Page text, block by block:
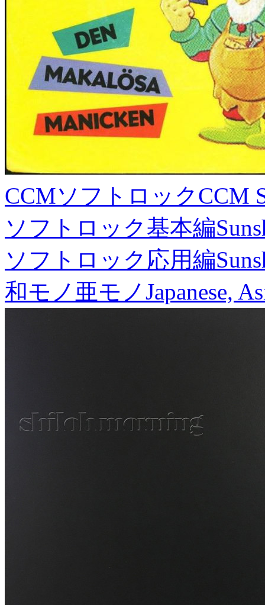
CCMソフトロックCCM
ソフトロック基本編
ソフトロック応用編
和モノ亜モノJapanese,